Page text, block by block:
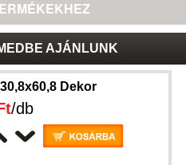
AJÁNLUNK
Dekor
/db